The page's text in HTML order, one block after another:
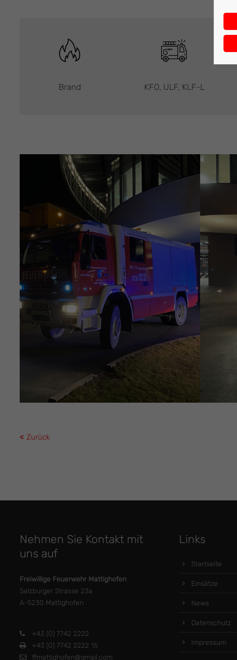
Brand KFO, ULF, KLF-L
Zurück
Nehmen Sie Kontakt mit
uns auf
Freiwillige Feuerwehr Mattighofen
Salzburger Strasse 23a
A-5230 Mattighofen
+43 (0) 7742 2222
+43 (0) 7742 2222 15
ffmattighofen@gmail.com
Links
Startseite
Einsätze
News
Datenschutz
Impressum